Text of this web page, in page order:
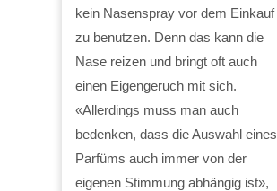
kein Nasenspray vor dem Einkauf
zu benutzen. Denn das kann die
Nase reizen und bringt oft auch
einen Eigengeruch mit sich.
«Allerdings muss man auch
bedenken, dass die Auswahl eines
Parfüms auch immer von der
eigenen Stimmung abhängig ist»,